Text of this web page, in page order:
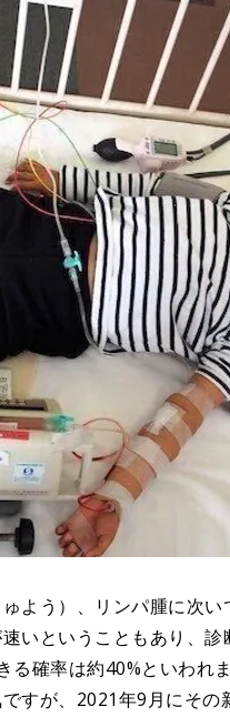
よう）、リンパ腫に次
いということもあり、
確率は約40%といわれま
すが、2021年9月にその